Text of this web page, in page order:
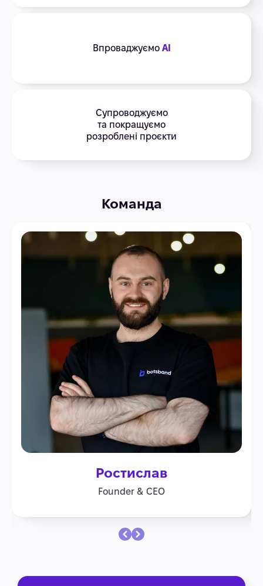
Впроваджуємо AI
Супроводжуємо
та покращуємо
розроблені проєкти
Команда
Ростислав
Founder & CEO